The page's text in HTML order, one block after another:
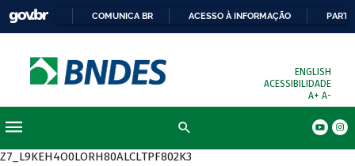
COMUNICA BR ACESSO À INFORMAÇÃO
ENGLISH
ACESSIBILIDADE
A+ A-
Z7_L9KEH4O0LORH80ALCLTPF802K3